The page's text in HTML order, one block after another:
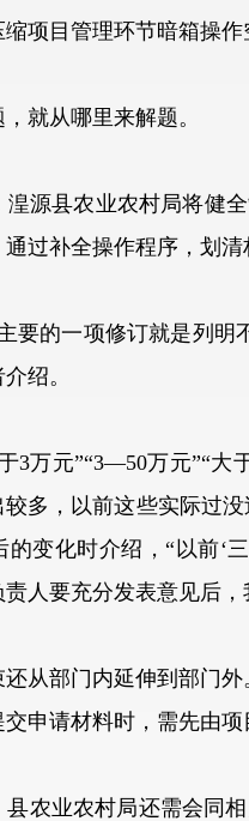
项目管理环节暗箱操作
从哪里来解题。
县农业农村局将健全
过补全操作程序，划
的一项修订就是列明
绍。
元”“3—50万元”“大
多，以前这些实际过
的变化时介绍，“以前‘
人要充分发表意见后
部门内延伸到部门外
申请材料时，需先由
业农村局还需会同相